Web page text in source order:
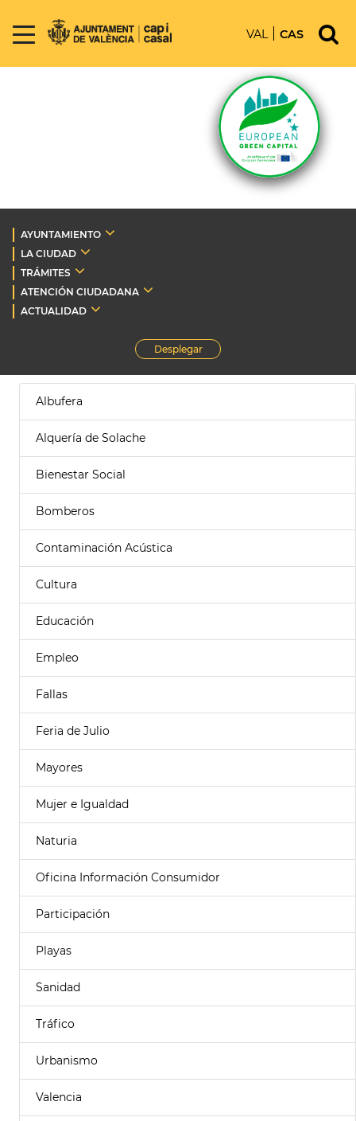
VAL CAS
AYUNTAMIENTO
LA CIUDAD
TRÁMITES
ATENCIÓN CIUDADANA
ACTUALIDAD
Desplegar
Albufera
Alquería de Solache
Bienestar Social
Bomberos
Contaminación Acústica
Cultura
Educación
Empleo
Fallas
Feria de Julio
Mayores
Mujer e Igualdad
Naturia
Oficina Información Consumidor
Participación
Playas
Sanidad
Tráfico
Urbanismo
Valencia